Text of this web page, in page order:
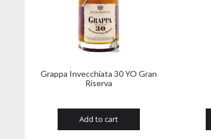
Grappa Invecchiata 30 YO Gran
Riserva
Add to cart